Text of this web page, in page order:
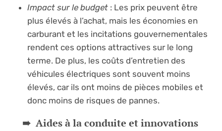
Impact sur le budget : Les prix peuvent être
plus élevés à l’achat, mais les économies en
carburant et les incitations gouvernementales
rendent ces options attractives sur le long
terme. De plus, les coûts d’entretien des
véhicules électriques sont souvent moins
élevés, car ils ont moins de pièces mobiles et
donc moins de risques de pannes.
Aides à la conduite et innovations